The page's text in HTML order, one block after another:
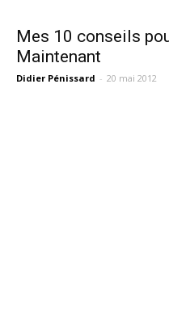
Mes 10 conseils
Maintenant
Didier Pénissard - 20 mai 2012